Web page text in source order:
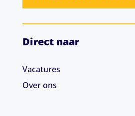
Direct naar
Vacatures
Over ons